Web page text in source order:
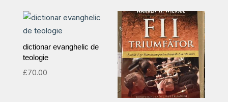
dictionar evanghelic de
teologie
£70.00